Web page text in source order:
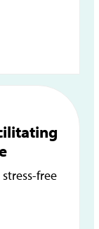
free